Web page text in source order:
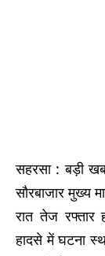
सहरसा : बड़ी
सौरबाजार मुख्य
रात तेज रफ्तार
हादसे में घटना